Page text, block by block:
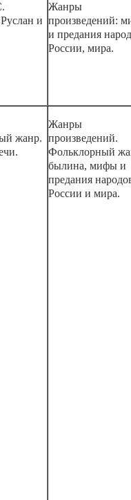
и
Жанры
произведений:
и предания
России, мира.
жанр.
Жанры
произведений.
Фольклорный
былина, мифы и
предания
России и мира.